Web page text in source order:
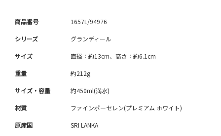
商品番号 1657L/94976
シリーズ グランディール
サイズ 直径：約13cm、高さ：約6.1cm
重量 約212g
サイズ・容量 約450ml(満水)
材質 ファインポーセレン(プレミアム ホワイト)
原産国 SRI LANKA